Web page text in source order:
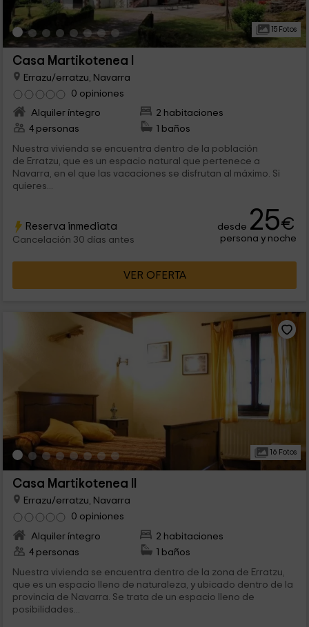
15 Fotos
Casa Martikotenea I
Errazu/erratzu, Navarra
0 opiniones
Alquiler íntegro
2 habitaciones
4 personas
1 baños
Nuestra vivienda se encuentra dentro de la población
de Erratzu, que es un espacio natural que pertenece a
Navarra, en el que las vacaciones se disfrutan al máximo. Si
quieres...
Reserva inmediata
Cancelación 30 días antes
desde 25€
persona y noche
VER OFERTA
16 Fotos
Casa Martikotenea II
Errazu/erratzu, Navarra
0 opiniones
Alquiler íntegro
2 habitaciones
4 personas
1 baños
Nuestra vivienda se encuentra dentro de la zona de Erratzu,
que es un espacio lleno de naturaleza, y ubicado dentro de la
provincia de Navarra. Se trata de un espacio lleno de
posibilidades...